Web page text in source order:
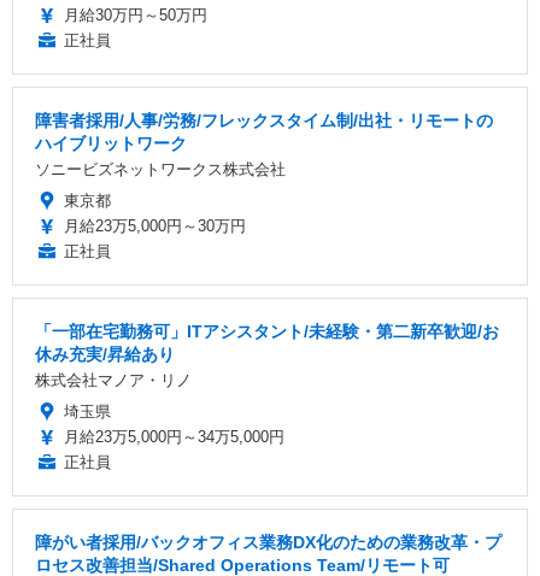
月給30万円～50万円
正社員
障害者採用/人事/労務/フレックスタイム制/出社・リモートの
ハイブリットワーク
ソニービズネットワークス株式会社
東京都
月給23万5,000円～30万円
正社員
「一部在宅勤務可」ITアシスタント/未経験・第二新卒歓迎/お
休み充実/昇給あり
株式会社マノア・リノ
埼玉県
月給23万5,000円～34万5,000円
正社員
障がい者採用/バックオフィス業務DX化のための業務改革・プ
ロセス改善担当/Shared Operations Team/リモート可